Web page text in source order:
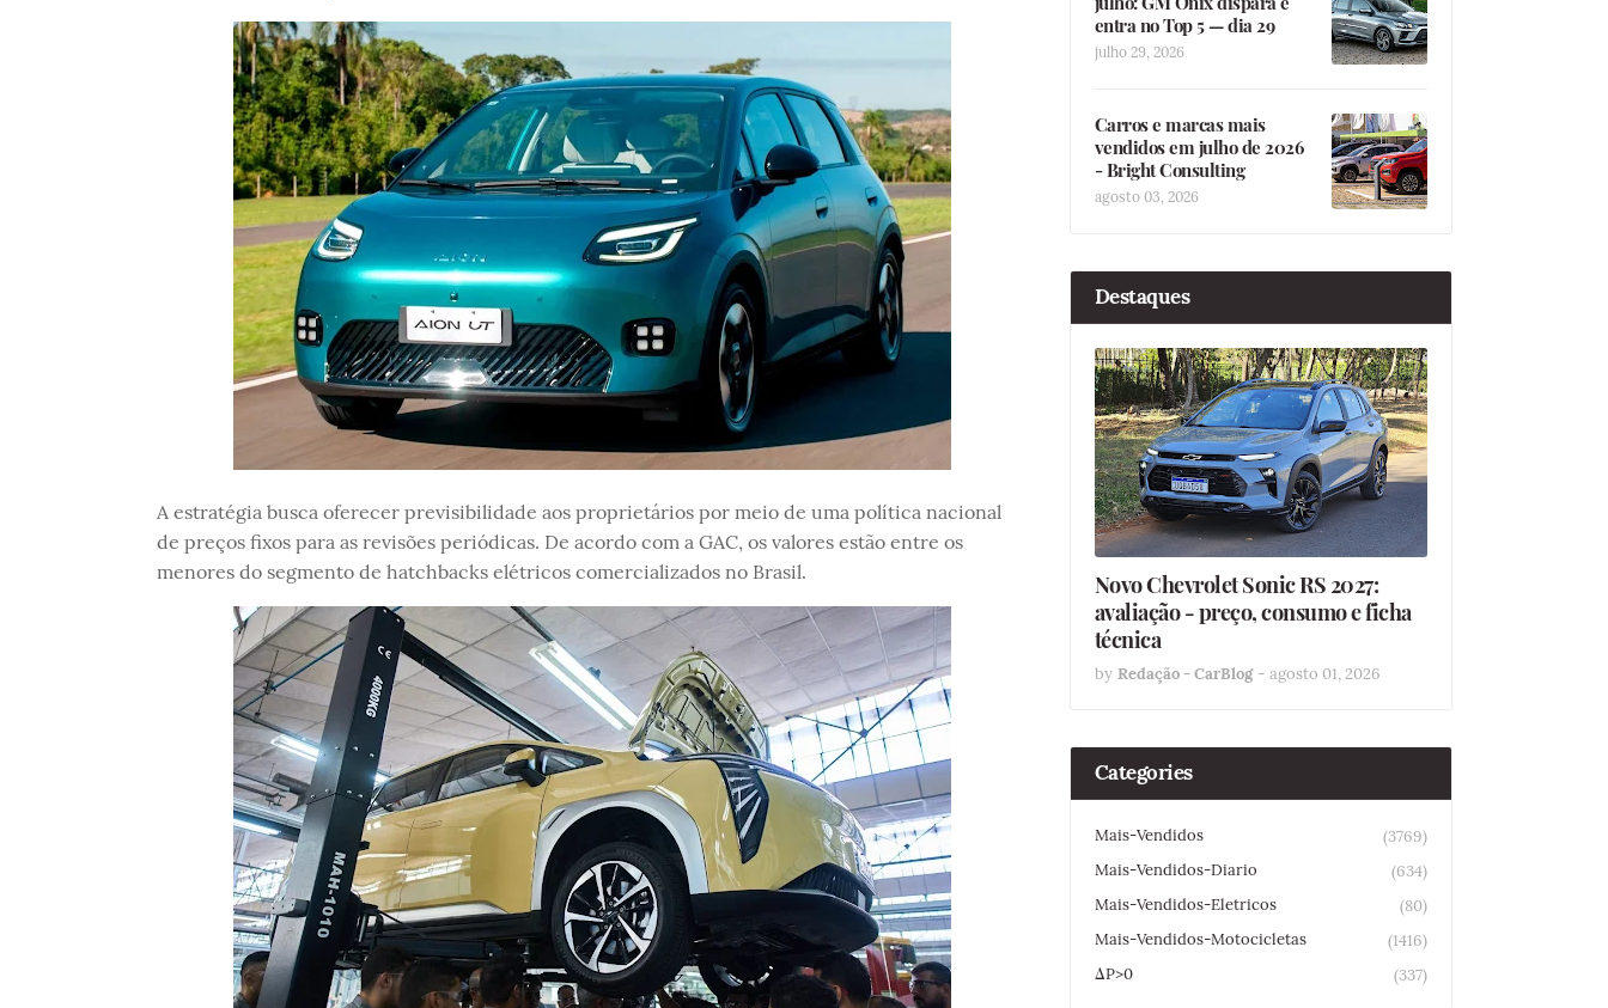
A estratégia busca oferecer previsibilidade aos proprietários por meio de uma política nacional
de preços fixos para as revisões periódicas. De acordo com a GAC, os valores estão entre os
menores do segmento de hatchbacks elétricos comercializados no Brasil.
entra no Top 5 — dia 29
julho 29, 2026
Carros e marcas mais
vendidos em julho de 2026
- Bright Consulting
agosto 03, 2026
Destaques
Novo Chevrolet Sonic RS 2027:
avaliação - preço, consumo e ficha
técnica
by Redação - CarBlog - agosto 01, 2026
Categories
Mais-Vendidos
(3769)
Mais-Vendidos-Diario
(634)
Mais-Vendidos-Eletricos
(80)
Mais-Vendidos-Motocicletas
(1416)
ΔP>0
(337)